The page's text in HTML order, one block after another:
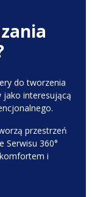
do tworzenia
jako interesującą
przestrzeń
Serwisu 360°
i